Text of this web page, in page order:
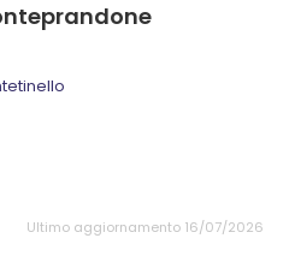
Ultimo aggiornamento 16/07/2026